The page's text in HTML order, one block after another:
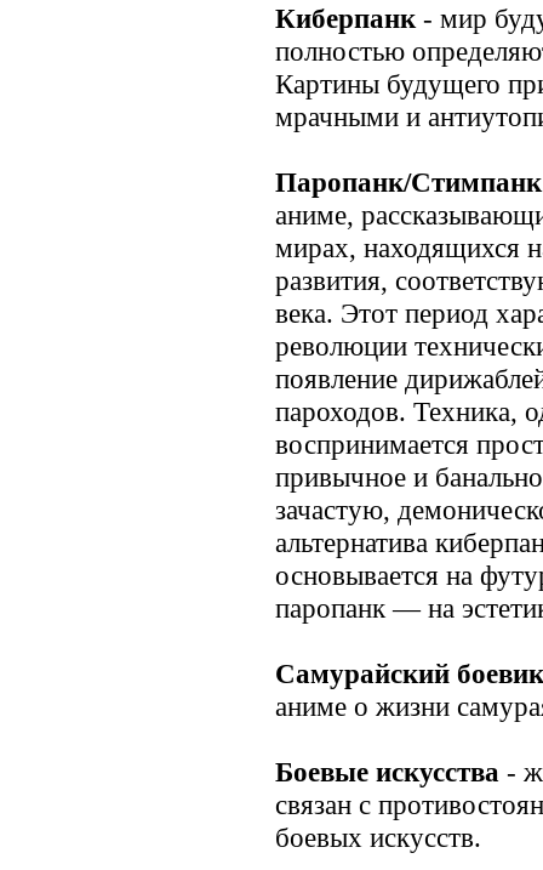
Киберпанк - мир
полностью
Картины будущего
мрачными и
Паропанк/Стимпанк
аниме,
мирах, находящихся
развития,
века. Этот период
революции
появление
пароходов. Техника,
воспринимается
привычное и
зачастую,
альтернатива
основывается на
паропанк — на
Самурайский боевик
аниме о жизни
Боевые искусства -
связан с
боевых искусств.